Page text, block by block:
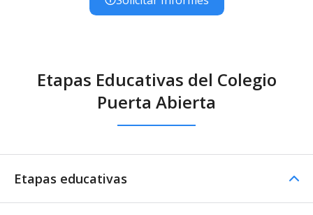
Etapas Educativas del Colegio
Puerta Abierta
Etapas educativas